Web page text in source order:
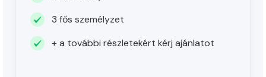
3 fős személyzet
+ a további részletekért kérj ajánlatot